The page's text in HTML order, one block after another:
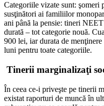
Categoriile vizate sunt: şomeri
susţinători ai familiilor
ani până la pensie: tineri
durată – tot categorie nouă.
900 lei, iar durata de
luni pentru toate categoriile.
Tinerii marginalizaţi
În ceea ce-i priveşte pe tinerii
existat raporturi de muncă în